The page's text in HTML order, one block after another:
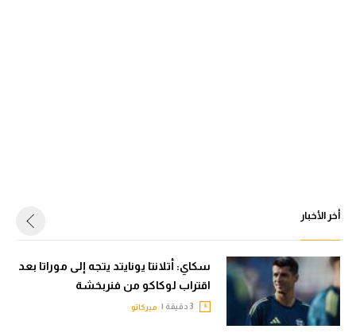
أخر الأخبار
سكاي: أتلانتا يونايتد يتجه إلى موراتا بعد
اقتراب لوكاكو من فنربخشة
ميركاتو